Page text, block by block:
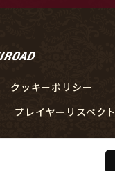
クッキーポリシー
プレイヤーリスペク